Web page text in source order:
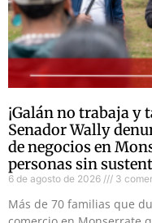
¡Galán no trabaja y
Senador Wally
de negocios en
personas sin
6 de agosto de 2026 3
Más de 70 familias que